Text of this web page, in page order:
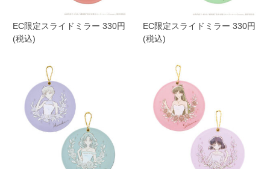
EC限定スライドミラー 330円
(税込)
EC限定スライドミラー 330円
(税込)